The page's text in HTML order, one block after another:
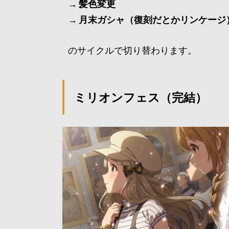
→ 髪色変更
→ 月末ガシャ（復刻だとかリンケージ
のサイクルで切り替わります。
ミリオンフェス（完結）